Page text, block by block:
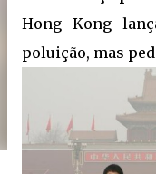
Hong Kong
poluição, mas